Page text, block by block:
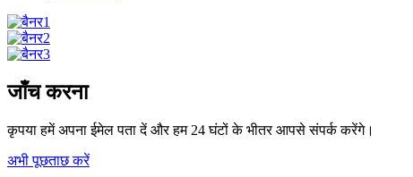
जाँच करना
कृपया हमें अपना ईमेल पता दें और हम 24 घंटों के भीतर आपसे संपर्क करेंगे।
अभी पूछताछ करें